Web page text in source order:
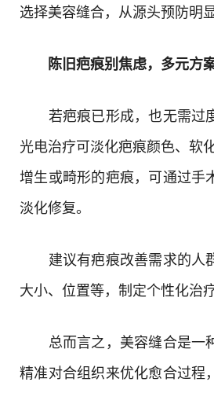
选择美容缝合，从源头预防明
陈旧疤痕别焦虑，多元方
若疤痕已形成，也无需过度
光电治疗可淡化疤痕颜色、软
增生或畸形的疤痕，可通过手
淡化修复。
建议有疤痕改善需求的人群
大小、位置等，制定个性化治
总而言之，美容缝合是一种
精准对合组织来优化愈合过程